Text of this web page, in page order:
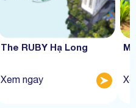
The RUBY Hạ Long
Xem ngay